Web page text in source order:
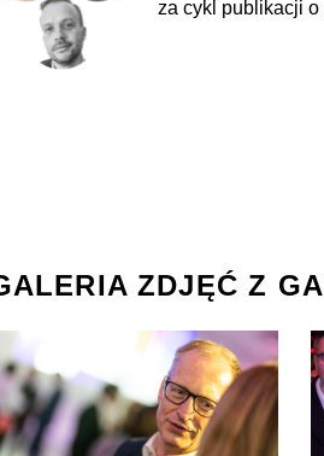
za cykl publikacji o
ZDJĘĆ Z